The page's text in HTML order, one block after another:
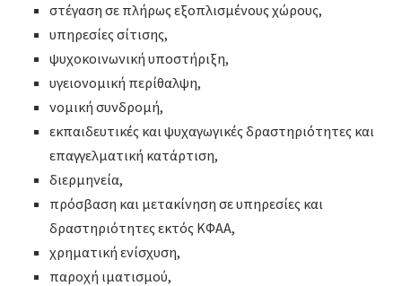
στέγαση σε πλήρως εξοπλισμένους χώρους,
υπηρεσίες σίτισης,
ψυχοκοινωνική υποστήριξη,
υγειονομική περίθαλψη,
νομική συνδρομή,
εκπαιδευτικές και ψυχαγωγικές δραστηριότητες και
επαγγελματική κατάρτιση,
διερμηνεία,
πρόσβαση και μετακίνηση σε υπηρεσίες και
δραστηριότητες εκτός ΚΦΑΑ,
χρηματική ενίσχυση,
παροχή ιματισμού,